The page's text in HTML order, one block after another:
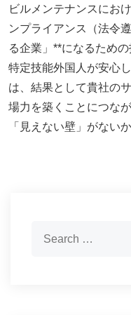
ビルメンテナンスにお
ンプライアンス（法令
る企業」**になるための
特定技能外国人が安心
は、結果として貴社の
場力を築くことにつな
「見えない壁」がない